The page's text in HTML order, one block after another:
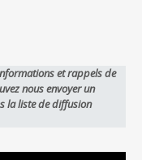
et rappels de
nous envoyer un
la liste de diffusion